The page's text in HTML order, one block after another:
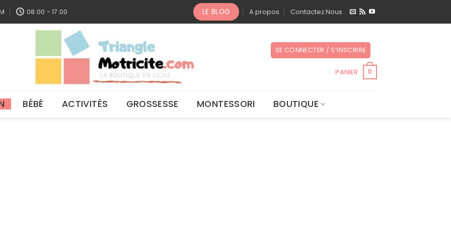
08:00 - 17:00 LE BLOG A propos Contactez Nous
SE CONNECTER / S’INSCRIRE
PANIER 0
BÉBÉ ACTIVITÉS GROSSESSE MONTESSORI BOUTIQUE